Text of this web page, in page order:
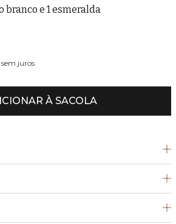
e 1 esmeralda
sem juros
À SACOLA